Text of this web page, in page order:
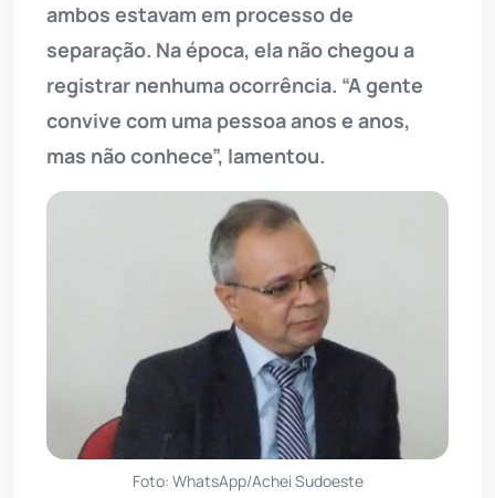
ambos estavam em processo de
separação. Na época, ela não chegou a
registrar nenhuma ocorrência. “A gente
convive com uma pessoa anos e anos,
mas não conhece”, lamentou.
Foto: WhatsApp/Achei Sudoeste